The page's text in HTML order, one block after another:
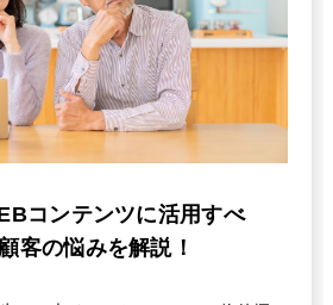
成功させましょう。
コンテンツに活用すべ
客の悩みを解説！